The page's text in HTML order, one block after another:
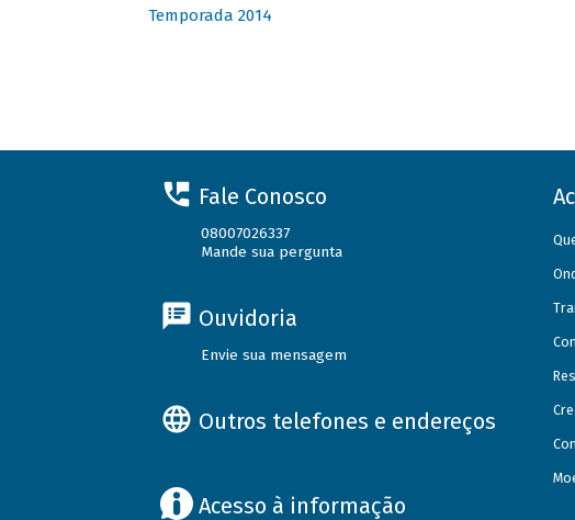
Temporada 2014
Fale Conosco
08007026337
Mande sua pergunta
Ouvidoria
Envie sua mensagem
Outros telefones e endereços
Acesso à informação